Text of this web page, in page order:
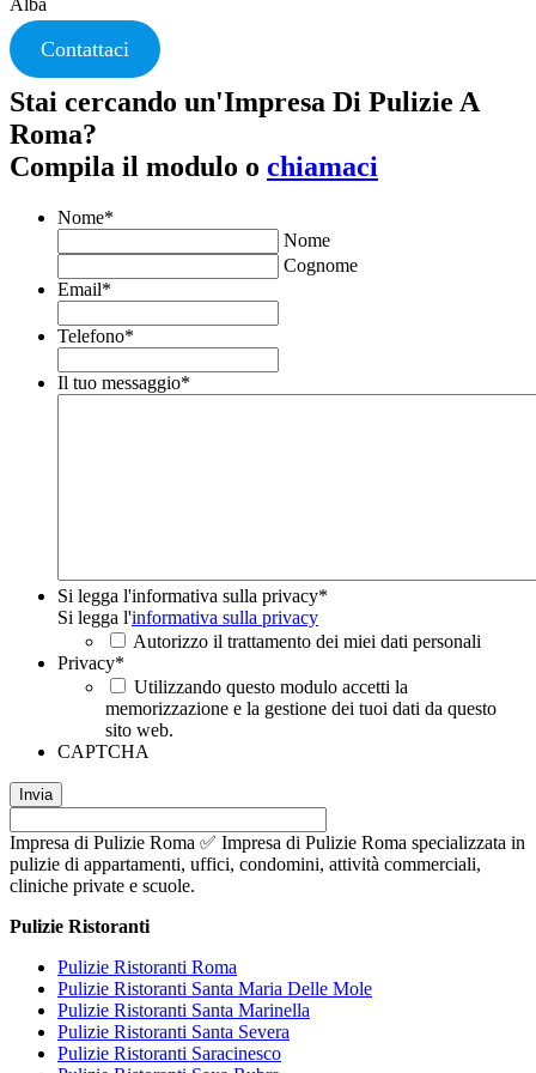
Alba
Contattaci
Stai cercando un'Impresa Di Pulizie A
Roma?
Compila il modulo o chiamaci
Nome*
Nome
Cognome
Email*
Telefono*
Il tuo messaggio*
Si legga l'informativa sulla privacy*
Si legga l'informativa sulla privacy
Autorizzo il trattamento dei miei dati personali
Privacy*
Utilizzando questo modulo accetti la
memorizzazione e la gestione dei tuoi dati da questo
sito web.
CAPTCHA
Impresa di Pulizie Roma ✅ Impresa di Pulizie Roma specializzata in
pulizie di appartamenti, uffici, condomini, attività commerciali,
cliniche private e scuole.
Pulizie Ristoranti
Pulizie Ristoranti Roma
Pulizie Ristoranti Santa Maria Delle Mole
Pulizie Ristoranti Santa Marinella
Pulizie Ristoranti Santa Severa
Pulizie Ristoranti Saracinesco